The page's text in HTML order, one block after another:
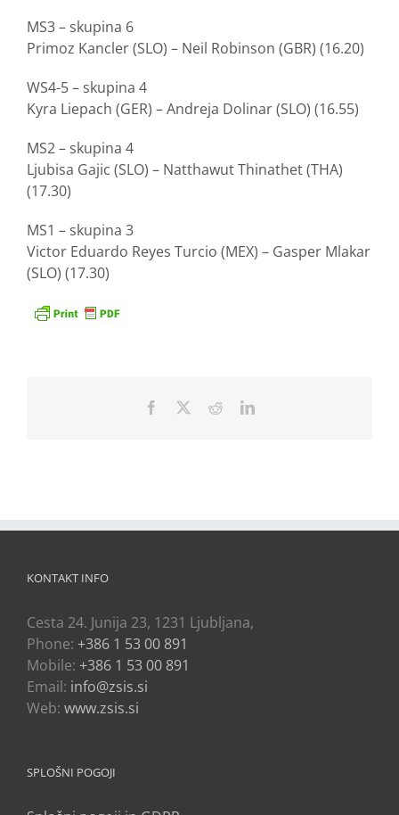
MS3 – skupina 6
Primoz Kancler (SLO) – Neil Robinson (GBR) (16.20)
WS4-5 – skupina 4
Kyra Liepach (GER) – Andreja Dolinar (SLO) (16.55)
MS2 – skupina 4
Ljubisa Gajic (SLO) – Natthawut Thinathet (THA)
(17.30)
MS1 – skupina 3
Victor Eduardo Reyes Turcio (MEX) – Gasper Mlakar
(SLO) (17.30)
Facebook RedditLinkedIn
KONTAKT INFO
Cesta 24. Junija 23, 1231 Ljubljana,
Phone: +386 1 53 00 891
Mobile: +386 1 53 00 891
Email: info@zsis.si
Web: www.zsis.si
SPLOŠNI POGOJI